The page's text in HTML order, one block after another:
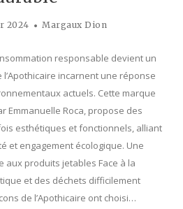
2024 Margaux Dion
responsable devient un
l’Apothicaire incarnent une réponse
actuels. Cette marque
Emmanuelle Roca, propose des
esthétiques et fonctionnels, alliant
et engagement écologique. Une
aux produits jetables Face à la
et des déchets difficilement
de l’Apothicaire ont choisi…